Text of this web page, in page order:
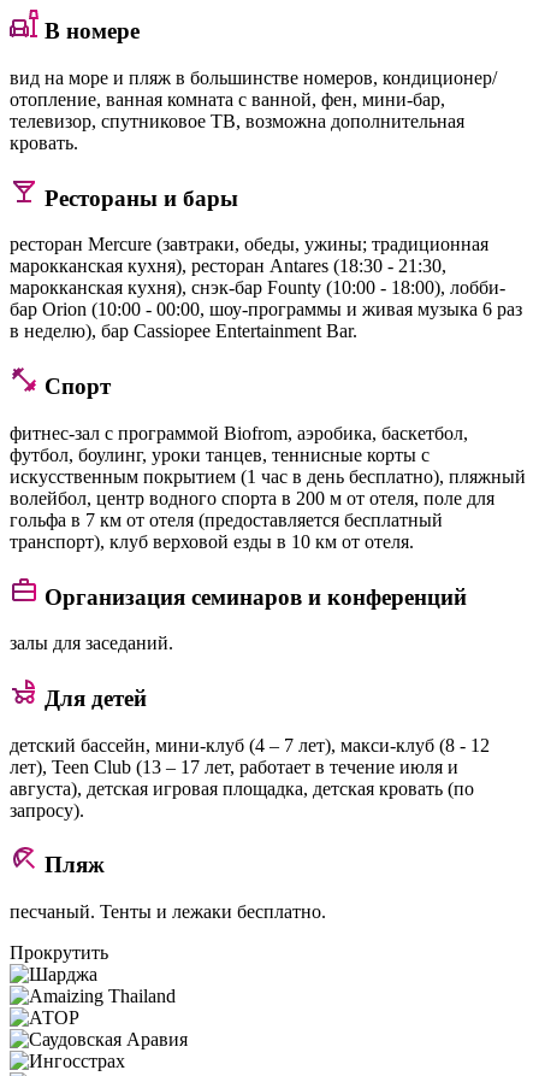
В номере
вид на море и пляж в большинстве номеров, кондиционер/
отопление, ванная комната с ванной, фен, мини-бар,
телевизор, спутниковое ТВ, возможна дополнительная
кровать.
Рестораны и бары
ресторан Mercure (завтраки, обеды, ужины; традиционная
марокканская кухня), ресторан Antares (18:30 - 21:30,
марокканская кухня), снэк-бар Founty (10:00 - 18:00), лобби-
бар Orion (10:00 - 00:00, шоу-программы и живая музыка 6 раз
в неделю), бар Cassiopee Entertainment Bar.
Спорт
фитнес-зал с программой Biofrom, аэробика, баскетбол,
футбол, боулинг, уроки танцев, теннисные корты с
искусственным покрытием (1 час в день бесплатно), пляжный
волейбол, центр водного спорта в 200 м от отеля, поле для
гольфа в 7 км от отеля (предоставляется бесплатный
транспорт), клуб верховой езды в 10 км от отеля.
Организация семинаров и конференций
залы для заседаний.
Для детей
детский бассейн, мини-клуб (4 – 7 лет), макси-клуб (8 - 12
лет), Teen Club (13 – 17 лет, работает в течение июля и
августа), детская игровая площадка, детская кровать (по
запросу).
Пляж
песчаный. Тенты и лежаки бесплатно.
Прокрутить